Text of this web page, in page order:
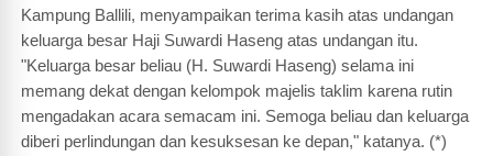
Kampung Ballili, menyampaikan terima kasih atas undangan
keluarga besar Haji Suwardi Haseng atas undangan itu.
"Keluarga besar beliau (H. Suwardi Haseng) selama ini
memang dekat dengan kelompok majelis taklim karena rutin
mengadakan acara semacam ini. Semoga beliau dan keluarga
diberi perlindungan dan kesuksesan ke depan," katanya. (*)